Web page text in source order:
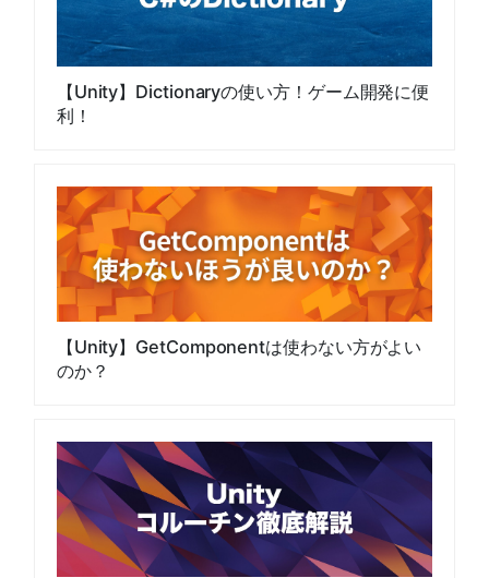
【Unity】Dictionaryの使い方！ゲーム開発に便
利！
【Unity】GetComponentは使わない方がよい
のか？